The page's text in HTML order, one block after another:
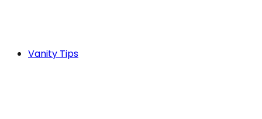
Vanity Tips